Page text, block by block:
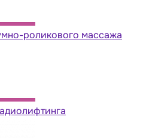
роликового массажа